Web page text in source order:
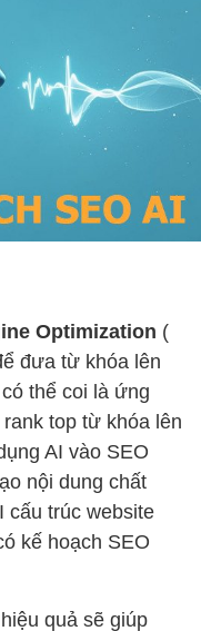
Optimization (
đưa từ khóa lên
thể coi là ứng
top từ khóa lên
AI vào SEO
nội dung chất
cấu trúc website
kế hoạch SEO
quả sẽ giúp